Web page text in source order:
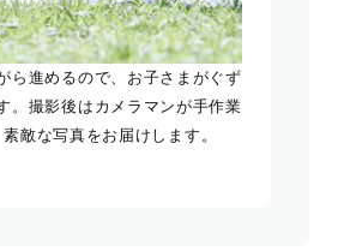
ら進めるので、お子さまがぐず
。撮影後はカメラマンが手作業
敵な写真をお届けします。